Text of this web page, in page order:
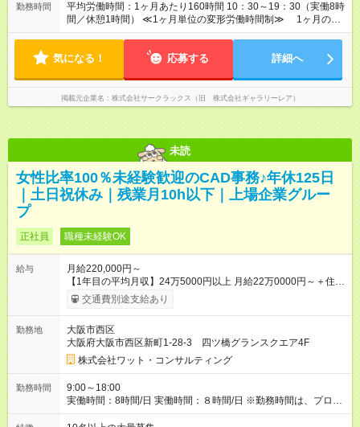
勤務時間
平均労働時間：1ヶ月あたり160時間 10：30～19：30（実働8時
間／休憩1時間） ≪1ヶ月単位の変形労働時間制≫ 1ヶ月の総
労働時間：所定労働日数×8時間 平均労働時間：1ヶ月あたり160
の変形労働時間制≫ 1ヶ月の総労働時間：所定労働日数×8時
気になる！ 応募する 詳細へ
掲載元企業名 株式会社サークラックス（旧 株式会社ギャラリーレア）
未読
女性比率100％未経験歓迎のCAD事務♪年休125日
｜土日祝休み｜残業月10h以下｜上場企業グルー
プ
正社員 職種未経験OK
給与
月給220,000円～
【1年目の平均月収】24万5000円以上 月給22万0000円～＋住宅
手当＋各種手当 ※経験・年齢を考慮の上、当社規定により優遇
します。 ※固定残業代は含みません。残業代は1分単位で100％
たしている場合、控除100%、住宅手当50%となります。（上限
2万5000円） 【試用期間】試用期間あり 試用期間の長さ：3ヶ
月 雇用形態、給与は本採用時と同じです。
交通費別途支給あり
勤務地
大阪市西区
大阪府大阪市西区新町1-28-3 四ツ橋グランスクエア4F
株式会社ワット・コンサルティング
勤務時間
9:00～18:00
実働時間：8時間/日 実働時間：８時間/日 ※勤務時間は、プロジ
ェクトにより異なります。 ※残業は月平均10時間以下です。残